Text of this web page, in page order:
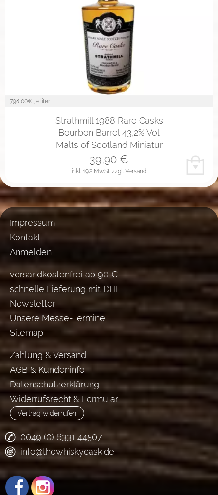
798,00€ je liter
Strathmill 1988 Rare Casks
Bourbon Barrel 43,2% Vol
Malts of Scotland Miniatur
inkl. 19% MwSt. zzgl. Versand
39,90 €
Impressum
Kontakt
Anmelden
versandkostenfrei ab 90 €
schnelle Lieferung mit DHL
Newsletter
Unsere Messe-Termine
Sitemap
Zahlung & Versand
AGB & Kundeninfo
Datenschutzerklärung
Widerrufsrecht & Formular
Vertrag widerrufen
0049 (0) 6331 44507
info@thewhiskycask.de